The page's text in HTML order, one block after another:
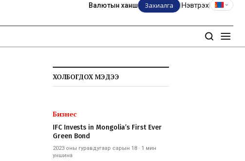
Валютын ханш Захиалга Нэвтрэх
ХОЛБОГДОХ МЭДЭЭ
Бизнес
IFC Invests in Mongolia’s First Ever
Green Bond
2023 оны гуравдугаар сарын 18 · 1 мин
уншина